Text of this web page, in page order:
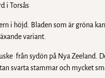
i Torsås
i höjd. Bladen som är gröna
variant.
från sydön på Nya Zeeland.
svarta stammar och mycket